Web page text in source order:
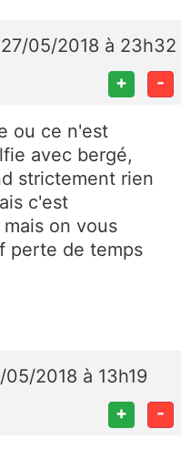
05/2018 à 23h32
+ -
ou ce n'est
avec bergé,
strictement rien
c'est
on vous
perte de temps
05/2018 à 13h19
+ -